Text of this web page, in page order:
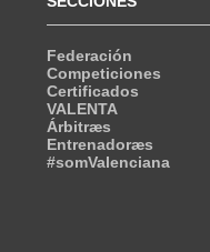
Federación
Competiciones
Certificados
VALENTA
Árbitræs
Entrenadoræs
#somValenciana